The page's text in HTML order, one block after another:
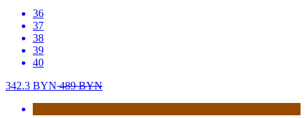
36
37
38
39
40
342.3 BYN489BYN